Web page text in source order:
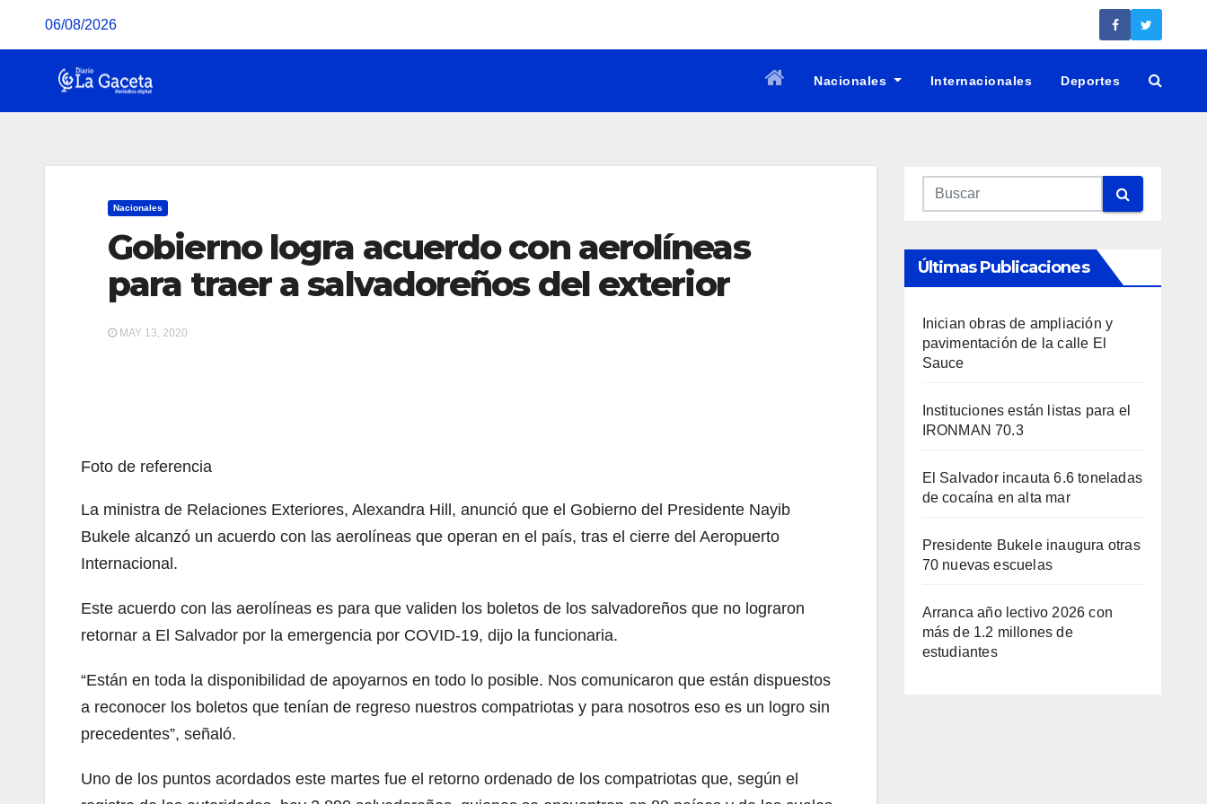
06/08/2026
Nacionales Internacionales Deportes
Nacionales
Gobierno logra acuerdo con aerolíneas
para traer a salvadoreños del exterior
MAY 13, 2020
Foto de referencia
La ministra de Relaciones Exteriores, Alexandra Hill, anunció que el Gobierno del Presidente Nayib
Bukele alcanzó un acuerdo con las aerolíneas que operan en el país, tras el cierre del Aeropuerto
Internacional.
Este acuerdo con las aerolíneas es para que validen los boletos de los salvadoreños que no lograron
retornar a El Salvador por la emergencia por COVID-19, dijo la funcionaria.
“Están en toda la disponibilidad de apoyarnos en todo lo posible. Nos comunicaron que están dispuestos
a reconocer los boletos que tenían de regreso nuestros compatriotas y para nosotros eso es un logro sin
precedentes”, señaló.
Uno de los puntos acordados este martes fue el retorno ordenado de los compatriotas que, según el
Últimas Publicaciones
Inician obras de ampliación y
pavimentación de la calle El
Sauce
Instituciones están listas para el
IRONMAN 70.3
El Salvador incauta 6.6 toneladas
de cocaína en alta mar
Presidente Bukele inaugura otras
70 nuevas escuelas
Arranca año lectivo 2026 con
más de 1.2 millones de
estudiantes